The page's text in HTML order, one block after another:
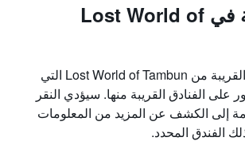
أماكن للإقامة في Lost World of
انتقل إلى المناطق القريبة من Lost World of Tambun التي
على الفنادق القريبة منها. سيؤدي النقر
إلى الكشف عن المزيد من المعلومات
الفندق المحدد.